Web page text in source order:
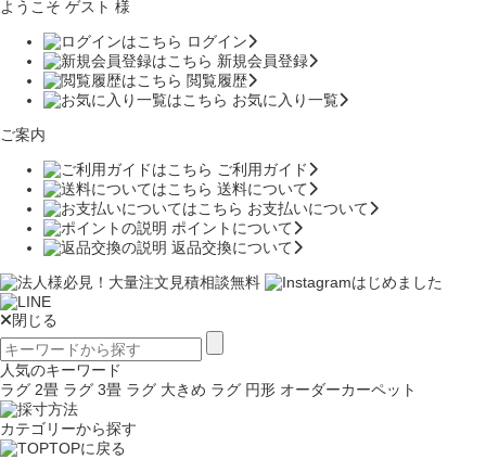
ようこそ ゲスト 様
ログイン
新規会員登録
閲覧履歴
お気に入り一覧
ご案内
ご利用ガイド
送料について
お支払いについて
ポイントについて
返品交換について
閉じる
人気のキーワード
ラグ 2畳 ラグ 3畳 ラグ 大きめ ラグ 円形 オーダーカーペット
カテゴリーから探す
TOPに戻る